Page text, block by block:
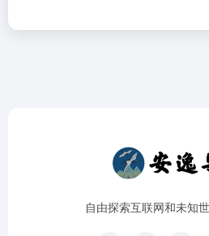
自由探索互联网和未知